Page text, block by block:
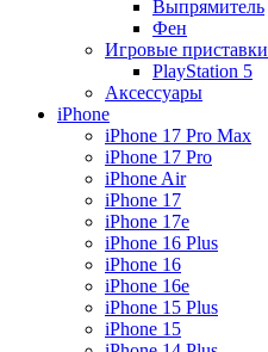
Выпрямитель
Фен
Игровые приставки
PlayStation 5
Аксессуары
iPhone
iPhone 17 Pro Max
iPhone 17 Pro
iPhone Air
iPhone 17
iPhone 17e
iPhone 16 Plus
iPhone 16
iPhone 16e
iPhone 15 Plus
iPhone 15